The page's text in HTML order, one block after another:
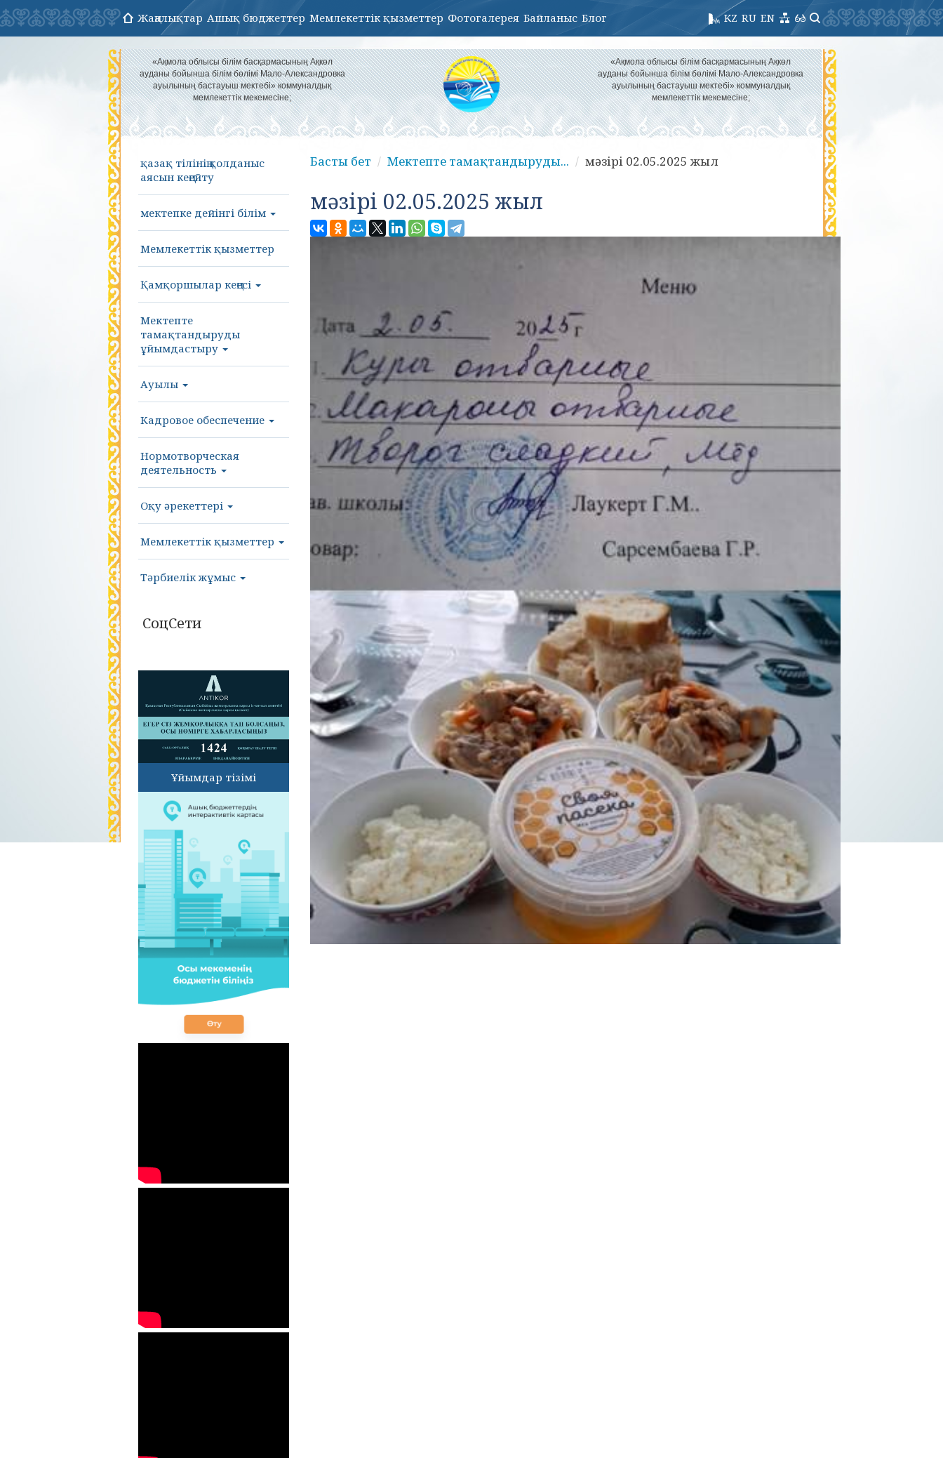
Жаңалықтар Ашық бюджеттер Мемлекеттік қызметтер Фотогалерея Байланыс Блог EN
RU
KZ
«Ақмола облысы білім басқармасының Ақкөл
ауданы бойынша білім бөлімі Мало-Александровка
ауылының бастауыш мектебі» коммуналдық
мемлекеттік мекемесіне;
«Ақмола облысы білім басқармасының Ақкөл
ауданы бойынша білім бөлімі Мало-Александровка
ауылының бастауыш мектебі» коммуналдық
мемлекеттік мекемесіне;
қазақ тілінің қолданыс
аясын кеңейту
мектепке дейінгі білім
Мемлекеттік қызметтер
Қамқоршылар кеңесі
Мектепте
тамақтандыруды
ұйымдастыру
Ауылы
Кадровое обеспечение
Нормотворческая
деятельность
Оқу әрекеттері
Мемлекеттік қызметтер
Тәрбиелік жұмыс
СоцСети
Ұйымдар тізімі
Басты бет Мектепте тамақтандыруды... мәзірі 02.05.2025 жыл
мәзірі 02.05.2025 жыл